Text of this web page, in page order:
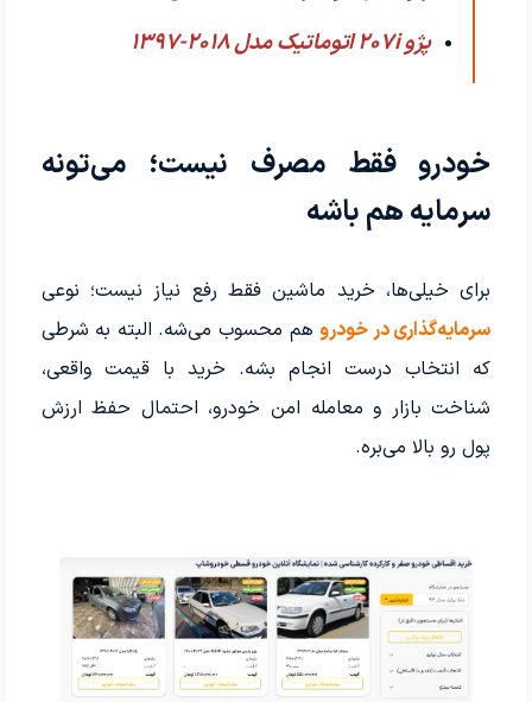
پژو 207i اتوماتیک مدل 2018-1397
خودرو فقط مصرف نیست؛ می‌تونه
سرمایه هم باشه
برای خیلی‌ها، خرید ماشین فقط رفع نیاز نیست؛ نوعی
سرمایه‌گذاری در خودرو هم محسوب می‌شه. البته به شرطی
که انتخاب درست انجام بشه. خرید با قیمت واقعی،
شناخت بازار و معامله امن خودرو، احتمال حفظ ارزش
پول رو بالا می‌بره.